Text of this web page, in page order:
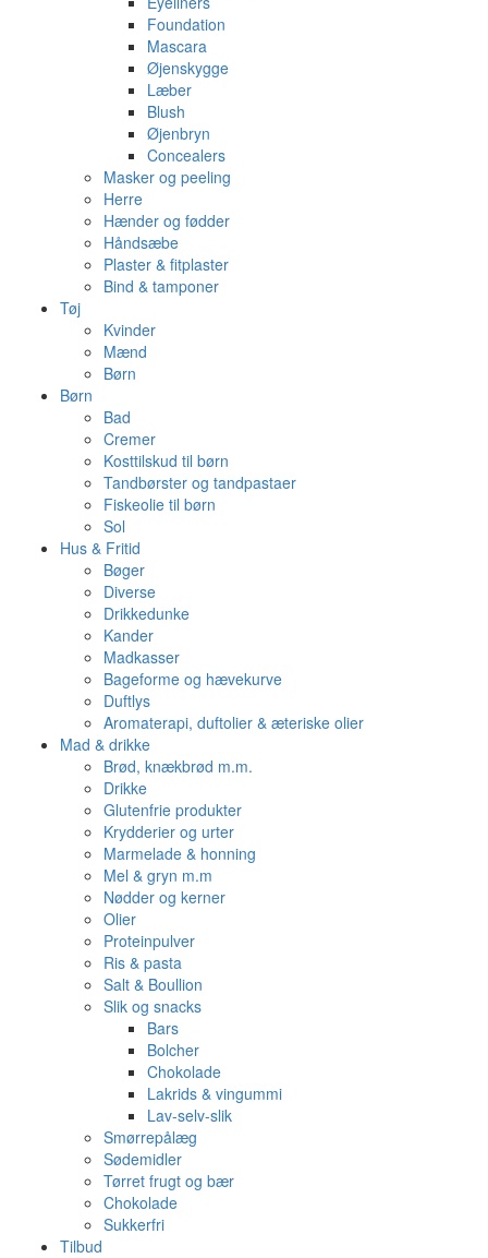
Foundation
Mascara
Øjenskygge
Læber
Blush
Øjenbryn
Concealers
Masker og peeling
Herre
Hænder og fødder
Håndsæbe
Plaster & fitplaster
Bind & tamponer
Tøj
Kvinder
Mænd
Børn
Børn
Bad
Cremer
Kosttilskud til børn
Tandbørster og tandpastaer
Fiskeolie til børn
Sol
Hus & Fritid
Bøger
Diverse
Drikkedunke
Kander
Madkasser
Bageforme og hævekurve
Duftlys
Aromaterapi, duftolier & æteriske olier
Mad & drikke
Brød, knækbrød m.m.
Drikke
Glutenfrie produkter
Krydderier og urter
Marmelade & honning
Mel & gryn m.m
Nødder og kerner
Olier
Proteinpulver
Ris & pasta
Salt & Boullion
Slik og snacks
Bars
Bolcher
Chokolade
Lakrids & vingummi
Lav-selv-slik
Smørrepålæg
Sødemidler
Tørret frugt og bær
Chokolade
Sukkerfri
Tilbud